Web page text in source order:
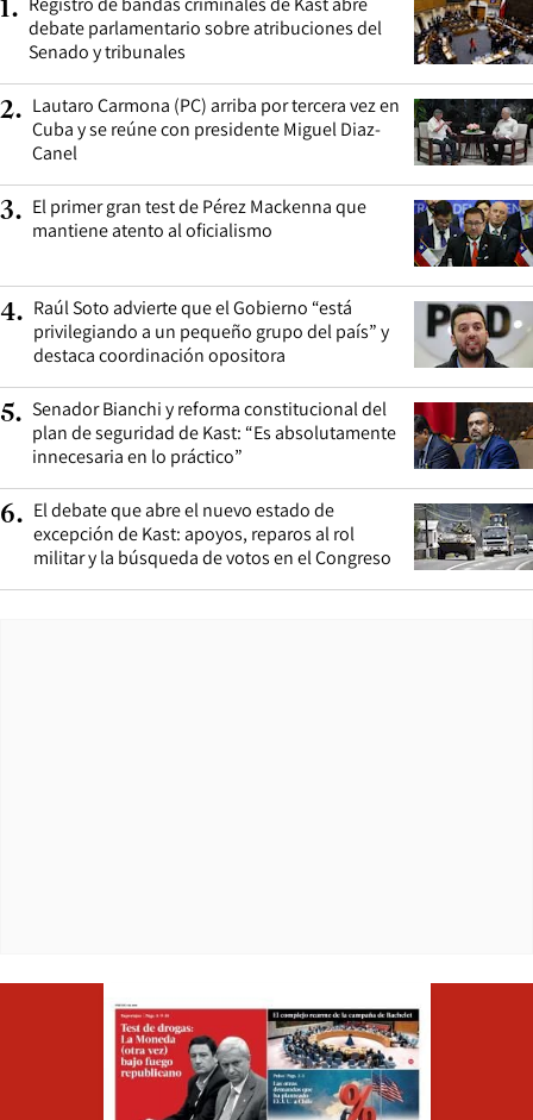
1.
debate parlamentario sobre atribuciones del
Senado y tribunales
2. Lautaro Carmona (PC) arriba por tercera vez en
Cuba y se reúne con presidente Miguel Diaz-
Canel
3. El primer gran test de Pérez Mackenna que
mantiene atento al oficialismo
4. Raúl Soto advierte que el Gobierno “está
privilegiando a un pequeño grupo del país” y
destaca coordinación opositora
5. Senador Bianchi y reforma constitucional del
plan de seguridad de Kast: “Es absolutamente
innecesaria en lo práctico”
6. El debate que abre el nuevo estado de
excepción de Kast: apoyos, reparos al rol
militar y la búsqueda de votos en el Congreso